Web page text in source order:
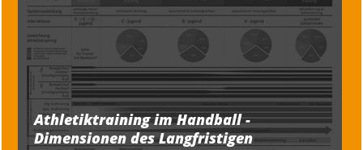
Athletiktraining im Handball -
Dimensionen des Langfristigen